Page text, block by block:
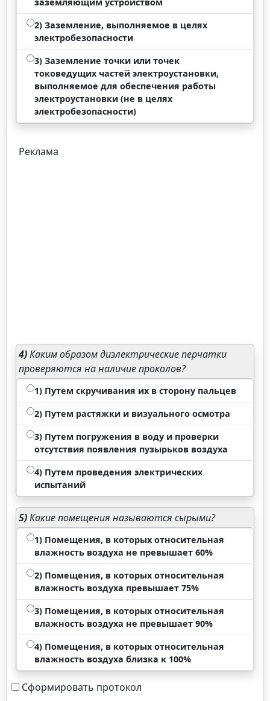
2) Заземление, выполняемое в целях
электробезопасности
3) Заземление точки или точек
токоведущих частей электроустановки,
выполняемое для обеспечения работы
электроустановки (не в целях
электробезопасности)
Реклама
4)Каким образом диэлектрические перчатки
проверяются на наличие проколов?
1) Путем скручивания их в сторону пальцев
2) Путем растяжки и визуального осмотра
3) Путем погружения в воду и проверки
отсутствия появления пузырьков воздуха
4) Путем проведения электрических
испытаний
5)Какие помещения называются сырыми?
1) Помещения, в которых относительная
влажность воздуха не превышает 60%
2) Помещения, в которых относительная
влажность воздуха превышает 75%
3) Помещения, в которых относительная
влажность воздуха не превышает 90%
4) Помещения, в которых относительная
влажность воздуха близка к 100%
Сформировать протокол